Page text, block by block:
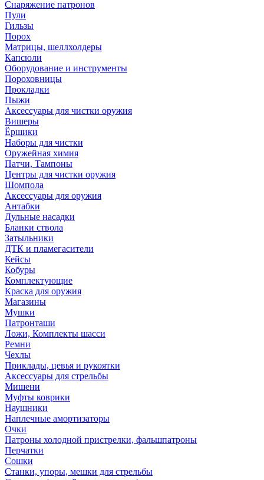
Снаряжение патронов
Пули
Гильзы
Порох
Матрицы, шеллхолдеры
Капсюли
Оборудование и инструменты
Пороховницы
Прокладки
Пыжи
Аксессуары для чистки оружия
Вишеры
Ёршики
Наборы для чистки
Оружейная химия
Патчи, Тампоны
Центры для чистки оружия
Шомпола
Аксессуары для оружия
Антабки
Дульные насадки
Бланки ствола
Затыльники
ДТК и пламегасители
Кейсы
Кобуры
Комплектующие
Краска для оружия
Магазины
Мушки
Патронташи
Ложи, Комплекты шасси
Ремни
Чехлы
Приклады, цевья и рукоятки
Аксессуары для стрельбы
Мишени
Муфты коврики
Наушники
Наплечные амортизаторы
Очки
Патроны холодной пристрелки, фальшпатроны
Перчатки
Сошки
Станки, упоры, мешки для стрельбы